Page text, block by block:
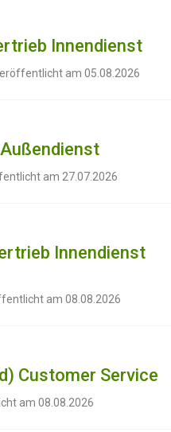
Innendienst
am 05.08.2026
am 27.07.2026
Innendienst
am 08.08.2026
Customer Service
am 08.08.2026